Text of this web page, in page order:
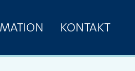
KONTAKT